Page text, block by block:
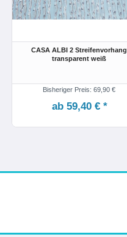
CASA ALBI 2 Streifenvorhang
transparent weiß
Bisheriger Preis: 69,90 €
ab 59,40 € *